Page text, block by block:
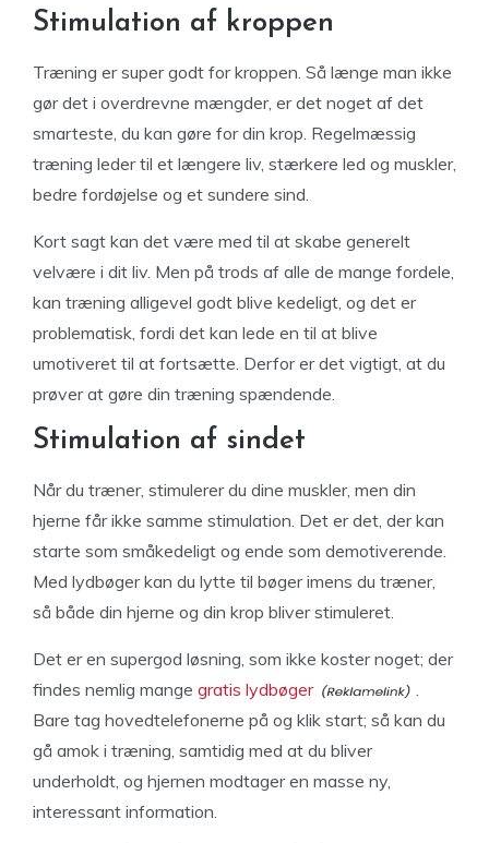
Stimulation af kroppen
Træning er super godt for kroppen. Så længe man ikke
gør det i overdrevne mængder, er det noget af det
smarteste, du kan gøre for din krop. Regelmæssig
træning leder til et længere liv, stærkere led og muskler,
bedre fordøjelse og et sundere sind.
Kort sagt kan det være med til at skabe generelt
velvære i dit liv. Men på trods af alle de mange fordele,
kan træning alligevel godt blive kedeligt, og det er
problematisk, fordi det kan lede en til at blive
umotiveret til at fortsætte. Derfor er det vigtigt, at du
prøver at gøre din træning spændende.
Stimulation af sindet
Når du træner, stimulerer du dine muskler, men din
hjerne får ikke samme stimulation. Det er det, der kan
starte som småkedeligt og ende som demotiverende.
Med lydbøger kan du lytte til bøger imens du træner,
så både din hjerne og din krop bliver stimuleret.
Det er en supergod løsning, som ikke koster noget; der
findes nemlig mange gratis lydbøger
.
Bare tag hovedtelefonerne på og klik start; så kan du
gå amok i træning, samtidig med at du bliver
underholdt, og hjernen modtager en masse ny,
interessant information.